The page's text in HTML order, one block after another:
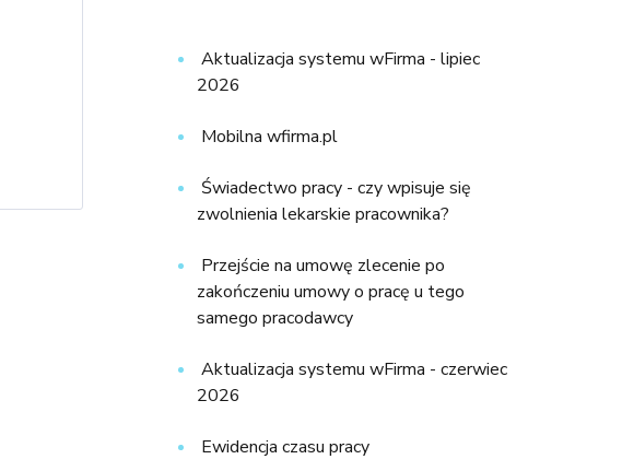
Aktualizacja systemu wFirma - lipiec
2026
Mobilna wfirma.pl
Świadectwo pracy - czy wpisuje się
zwolnienia lekarskie pracownika?
Przejście na umowę zlecenie po
zakończeniu umowy o pracę u tego
samego pracodawcy
Aktualizacja systemu wFirma - czerwiec
2026
Ewidencja czasu pracy